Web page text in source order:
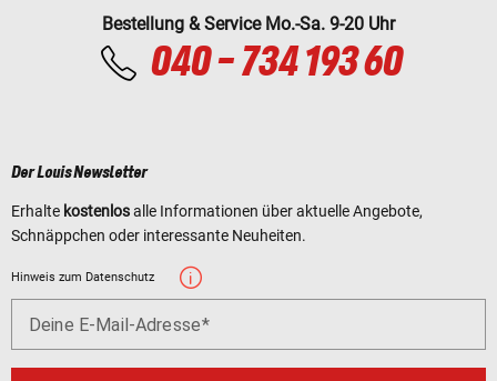
Bestellung & Service Mo.-Sa. 9-20 Uhr
040 - 734 193 60
Der Louis Newsletter
Erhalte kostenlosalle Informationen über aktuelle Angebote,
Schnäppchen oder interessante Neuheiten.
Hinweis zum Datenschutz
Deine E-Mail-Adresse